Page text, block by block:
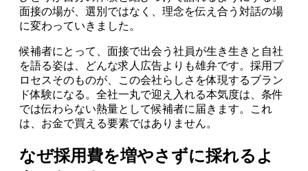
面接の場が、選別ではなく、理念を伝え合う対話の場
に変わっていきました。
候補者にとって、面接で出会う社員が生き生きと自社
を語る姿は、どんな求人広告よりも雄弁です。採用プ
ロセスそのものが、この会社らしさを体現するブラン
ド体験になる。全社一丸で迎え入れる本気度は、条件
では伝わらない熱量として候補者に届きます。これ
は、お金で買える要素ではありません。
なぜ採用費を増やさずに採れるよ